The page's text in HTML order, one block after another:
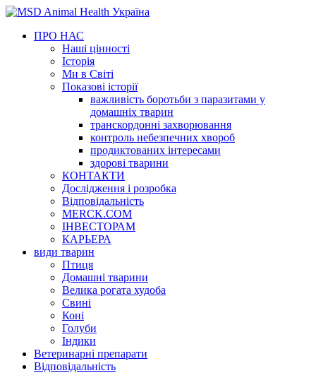
ПРО НАС
Наші цінності
Iсторія
Ми в Світі
Показові історії
важливість боротьби з паразитами у
домашніх тварин
транскордонні захворювання
контроль небезпечних хвороб
продиктованих інтересами
здорові тварини
КОНТАКТИ
Дослідження і розробка
Відповідальність
MERCK.COM
ІНВЕСТОРАМ
КАРЬЕРА
види тварин
Птиця
Домашні тварини
Велика рогата худоба
Свині
Коні
Голуби
Індики
Ветеринарні препарати
Відповідальність